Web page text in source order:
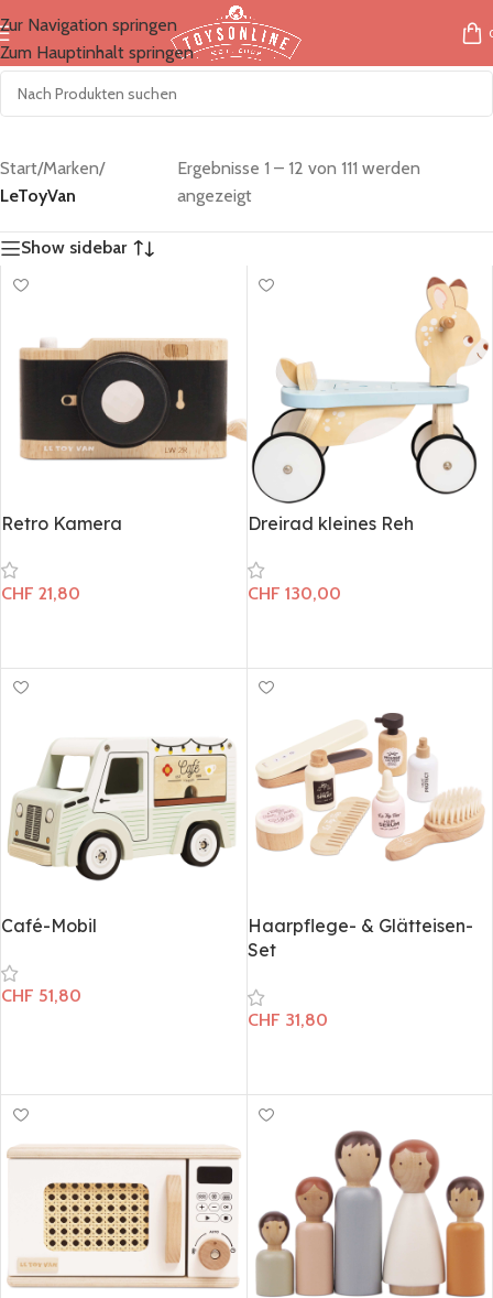
Zur Navigation springen
Zum Hauptinhalt springen
Start/Marken/
LeToyVan
Ergebnisse 1 – 12 von 111 werden
angezeigt
Show sidebar
Retro Kamera
CHF 21,80
Dreirad kleines Reh
CHF 130,00
Café-Mobil
CHF 51,80
Haarpflege- & Glätteisen-
Set
CHF 31,80